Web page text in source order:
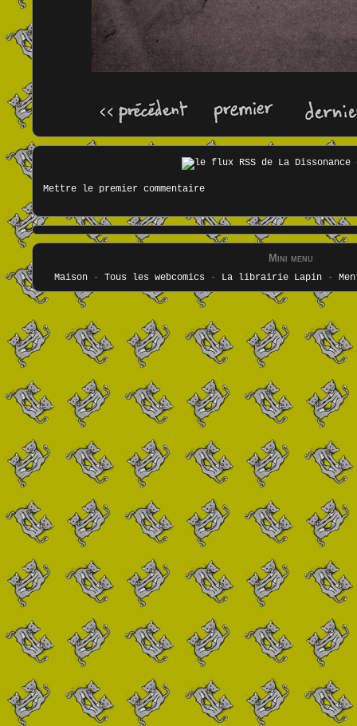
Mettre le premier commentaire
Mini menu
Maison- Tous les webcomics - La librairie Lapin-